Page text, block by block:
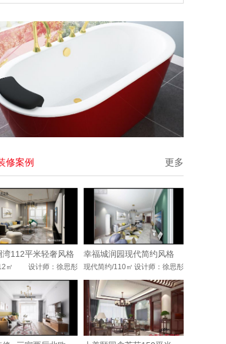
更多
修案例
湾112平米轻奢风格
设计师：徐思彤
㎡
幸福城润园现代简约风格
设计师：徐思彤
现代简约/110㎡